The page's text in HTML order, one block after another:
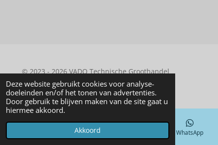
Deze website gebruikt cookies voor analyse-
doeleinden en/of het tonen van advertenties.
Door gebruik te blijven maken van de site gaat u
hiermee akkoord.
Akkoord
© 2023 - 2026 VADO Technische Groothandel
Powered byJouwWeb
Telefoonnummer WhatsApp